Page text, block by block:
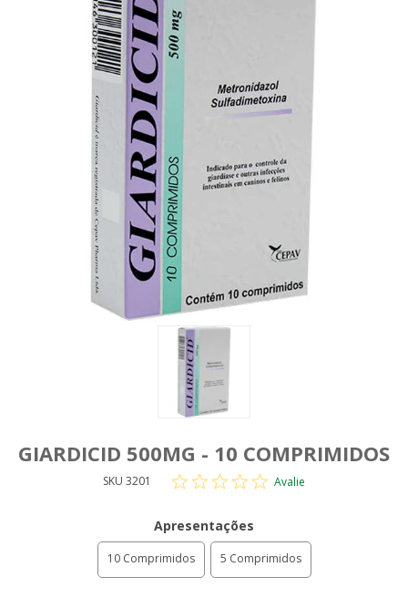
GIARDICID 500MG - 10 COMPRIMIDOS
SKU 3201 Avalie
Apresentações
10 Comprimidos 5 Comprimidos